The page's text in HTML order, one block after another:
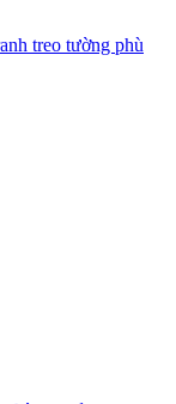
treo tường phù